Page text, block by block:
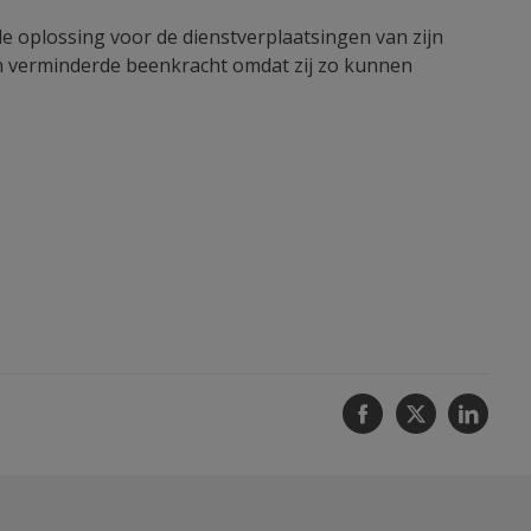
oplossing voor de dienstverplaatsingen van zijn
beenkracht omdat zij zo kunnen
Facebook
Twitter